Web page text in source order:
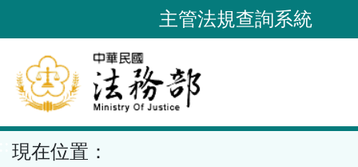
到
要
內
容
區
主管法規查詢系統
現在位置：